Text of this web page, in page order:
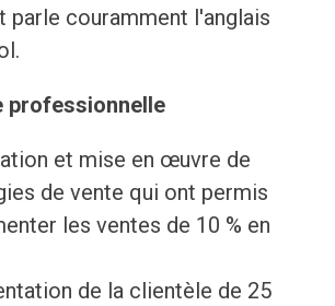
parle couramment l'anglais
professionnelle
et mise en œuvre de
de vente qui ont permis
les ventes de 10 % en
de la clientèle de 25